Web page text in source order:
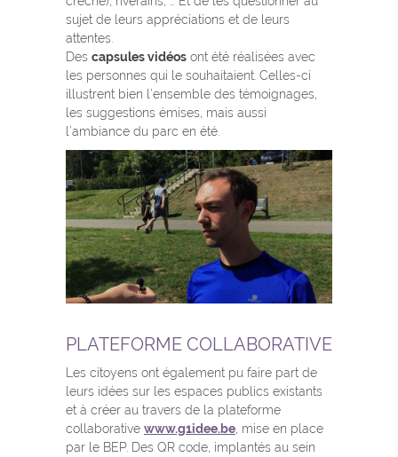
sujet de leurs appréciations et de leurs
attentes.
Des capsules vidéos ont été réalisées avec
les personnes qui le souhaitaient. Celles-ci
illustrent bien l’ensemble des témoignages,
les suggestions émises, mais aussi
l’ambiance du parc en été.
PLATEFORME COLLABORATIVE
Les citoyens ont également pu faire part de
leurs idées sur les espaces publics existants
et à créer au travers de la plateforme
collaborative www.g1idee.be, mise en place
par le BEP. Des QR code, implantés au sein